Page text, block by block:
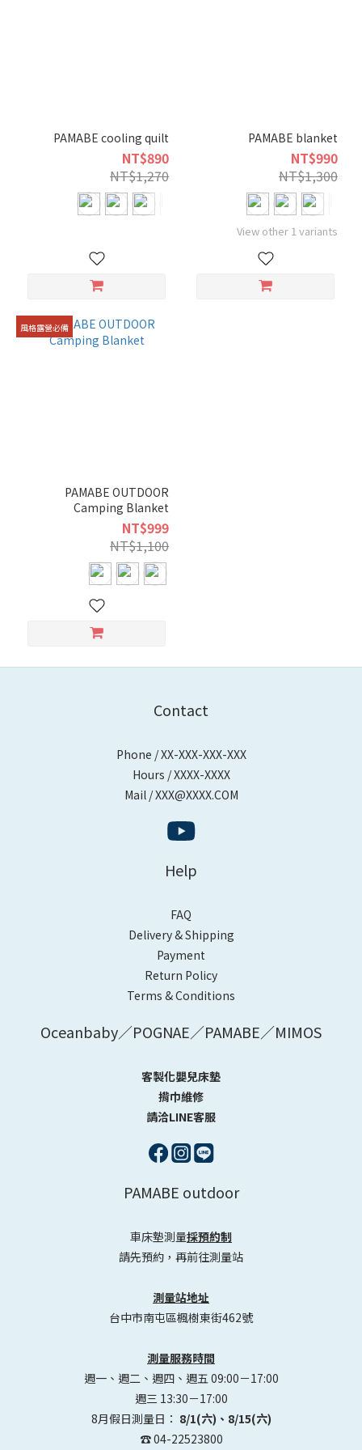
PAMABE cooling quilt
NT$890
NT$1,270
PAMABE blanket
NT$990
NT$1,300
View other 1 variants
風格露營必備
PAMABE OUTDOOR
Camping Blanket
NT$999
NT$1,100
Contact
Phone / XX-XXX-XXX-XXX
Hours / XXXX-XXXX
Mail / XXX@XXXX.COM
Help
FAQ
Delivery & Shipping
Payment
Return Policy
Terms & Conditions
Oceanbaby／POGNAE／PAMABE／MIMOS
客製化嬰兒床墊
揹巾維修
請洽LINE客服
PAMABE outdoor
車床墊測量採預約制
請先預約，再前往測量站
測量站地址
台中市南屯區楓樹東街462號
測量服務時間
週一、週二、週四、週五 09:00－17:00
週三 13:30－17:00
8月假日測量日： 8/1(六)、8/15(六)
☎️ 04-22523800